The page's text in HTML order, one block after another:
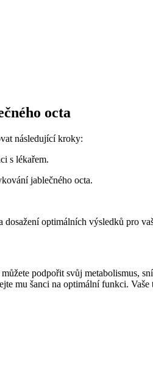
octa
následující kroky:
s lékařem.
jablečného octa.
dosažení optimálních výsledků pro
podpořit svůj metabolismus,
mu šanci na optimální funkci. Vaše